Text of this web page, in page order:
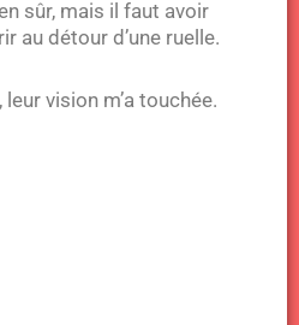
sûr, mais il faut avoir
au détour d’une ruelle.
vision m’a touchée.